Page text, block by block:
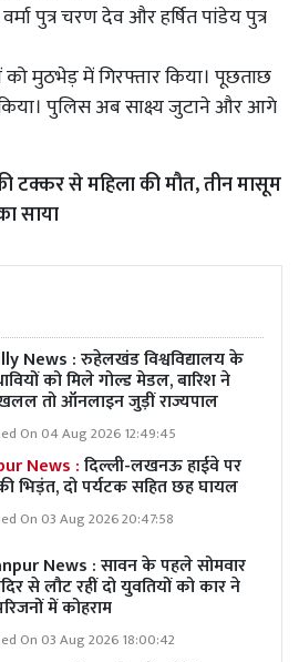
पुत्र चरण देव और हर्षित पांडेय पुत्र
को मुठभेड़ में गिरफ्तार किया। पूछताछ
पुलिस अब साक्ष्य जुटाने और आगे
टक्कर से महिला की मौत, तीन मासूम
साया
News : रुहेलखंड विश्वविद्यालय के
को मिले गोल्ड मेडल, बारिश ने
तो ऑनलाइन जुड़ीं राज्यपाल
On 04 Aug 2026 12:49:45
News :दिल्ली-लखनऊ हाईवे पर
भिड़ंत, दो पर्यटक सहित छह घायल
On 03 Aug 2026 20:47:58
News : सावन के पहले सोमवार
से लौट रहीं दो युवतियों को कार ने
में कोहराम
On 03 Aug 2026 18:00:42